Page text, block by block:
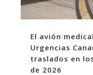
El avión
Urgencias
traslados en
de 2026